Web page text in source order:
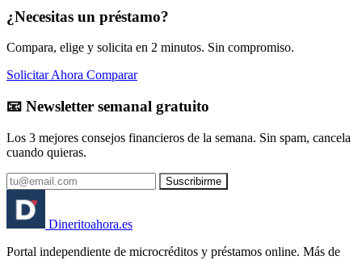
¿Necesitas un préstamo?
Compara, elige y solicita en 2 minutos. Sin compromiso.
Solicitar Ahora Comparar
📧 Newsletter semanal gratuito
Los 3 mejores consejos financieros de la semana. Sin spam, cancela
cuando quieras.
Suscribirme
Dineritoahora.es
Portal independiente de microcréditos y préstamos online. Más de